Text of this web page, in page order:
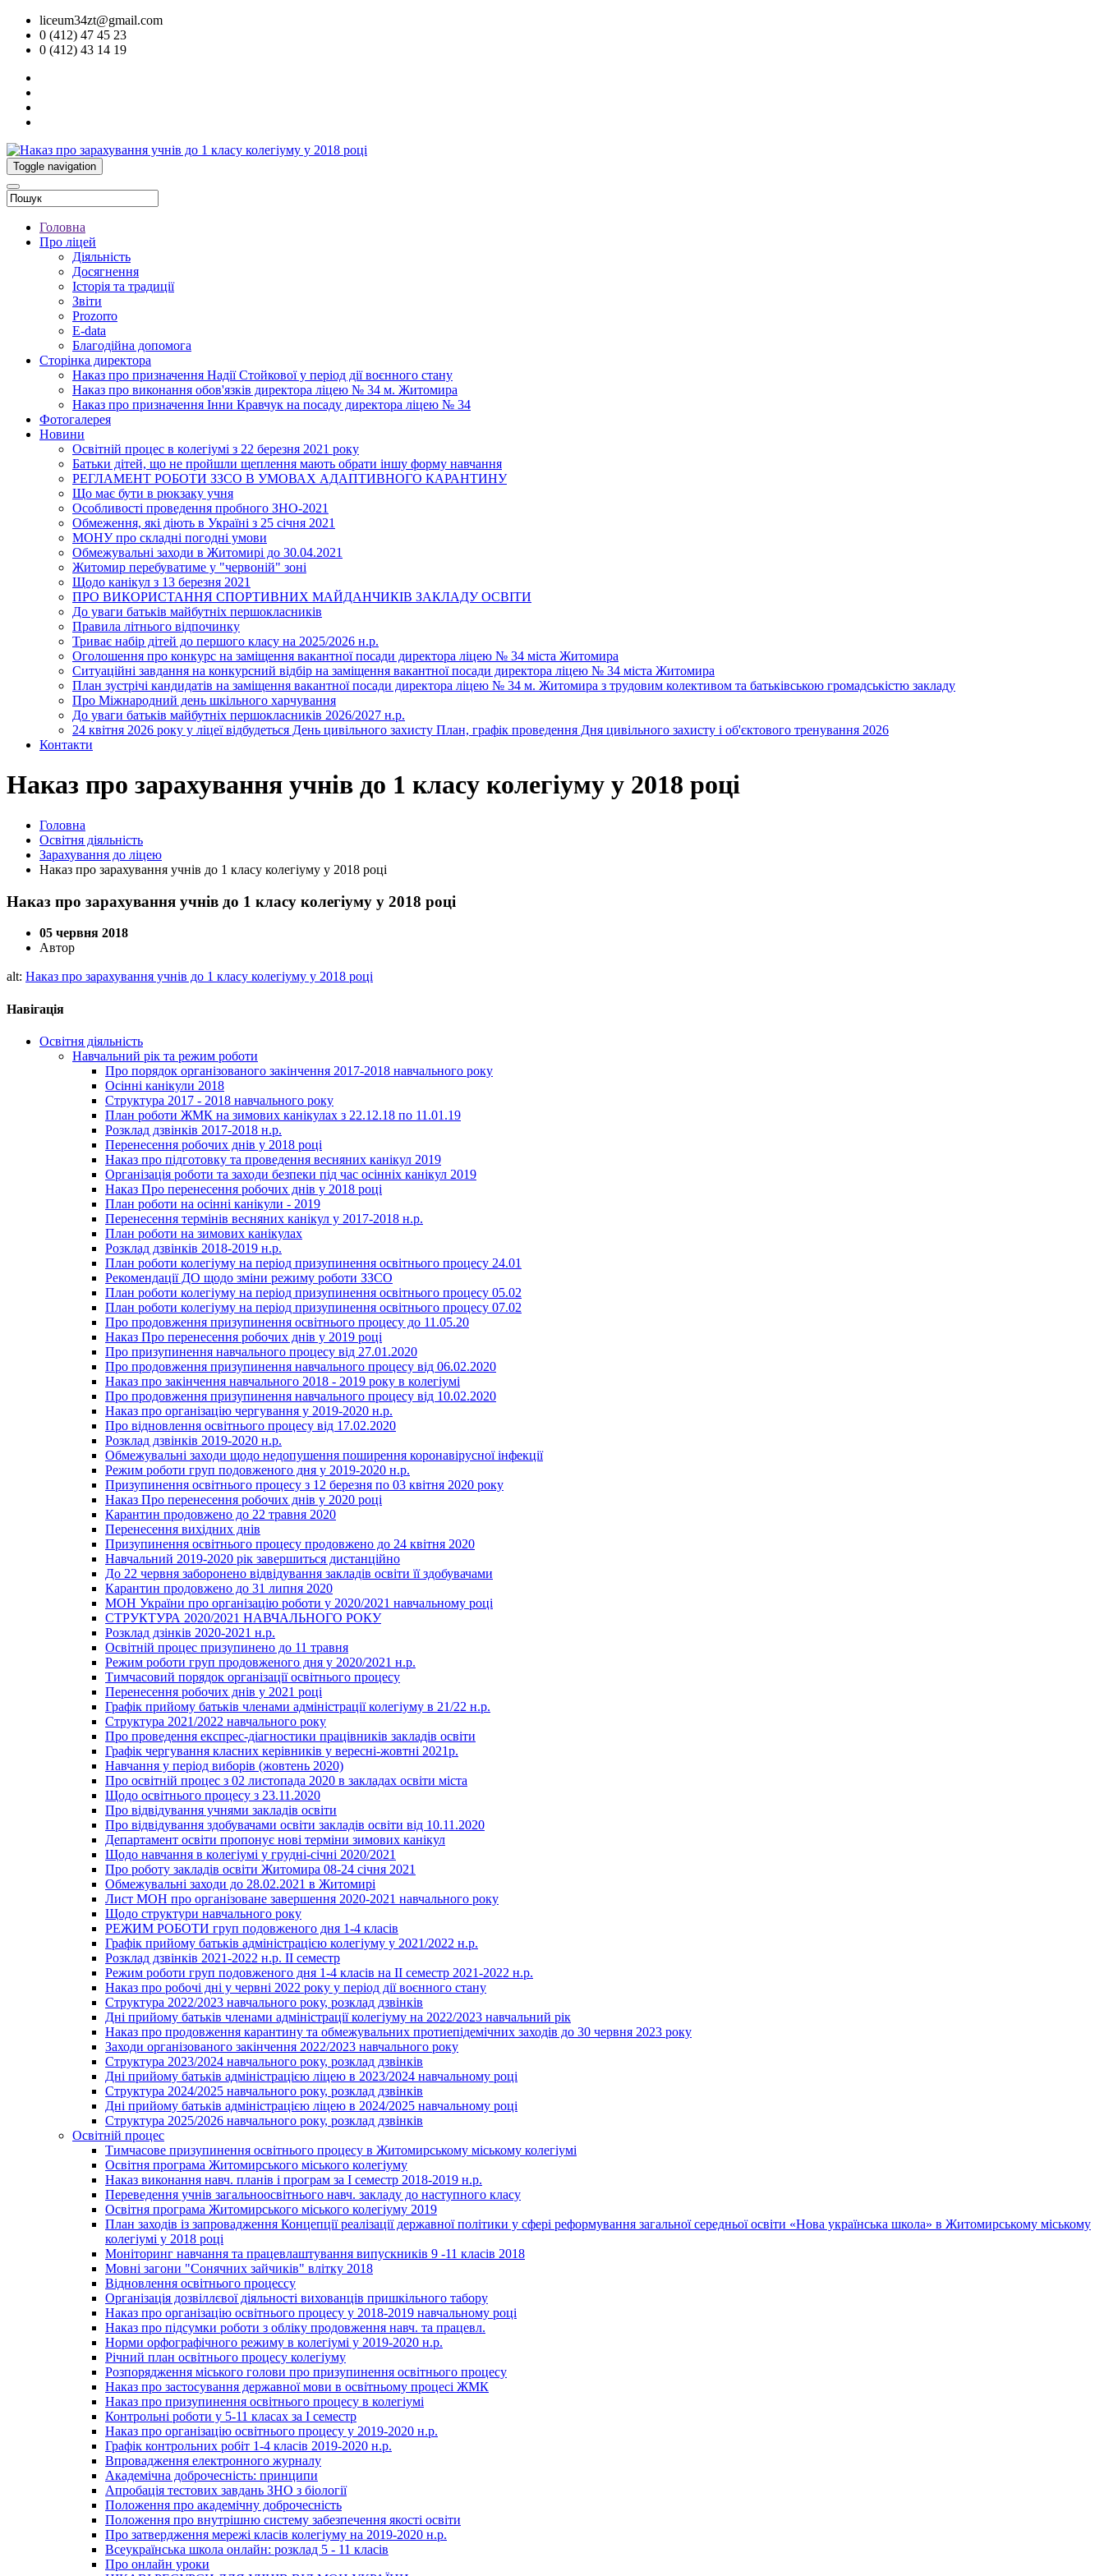
liceum34zt@gmail.com
0 (412) 47 45 23
0 (412) 43 14 19
Toggle navigation
Головна
Про ліцей
Діяльність
Досягнення
Історія та традиції
Звіти
Prozorro
E-data
Благодійна допомога
Сторінка директора
Наказ про призначення Надії Стойкової у період дії воєнного стану
Наказ про виконання обов'язків директора ліцею № 34 м. Житомира
Наказ про призначення Інни Кравчук на посаду директора ліцею № 34
Фотогалерея
Новини
Освітній процес в колегіумі з 22 березня 2021 року
Батьки дітей, що не пройшли щеплення мають обрати іншу форму навчання
РЕГЛАМЕНТ РОБОТИ ЗЗСО В УМОВАХ АДАПТИВНОГО КАРАНТИНУ
Що має бути в рюкзаку учня
Особливості проведення пробного ЗНО-2021
Обмеження, які діють в Україні з 25 січня 2021
МОНУ про складні погодні умови
Обмежувальні заходи в Житомирі до 30.04.2021
Житомир перебуватиме у "червоній" зоні
Щодо канікул з 13 березня 2021
ПРО ВИКОРИСТАННЯ СПОРТИВНИХ МАЙДАНЧИКІВ ЗАКЛАДУ ОСВІТИ
До уваги батьків майбутніх першокласників
Правила літнього відпочинку
Триває набір дітей до першого класу на 2025/2026 н.р.
Оголошення про конкурс на заміщення вакантної посади директора ліцею № 34 міста Житомира
Ситуаційні завдання на конкурсний відбір на заміщення вакантної посади директора ліцею № 34 міста Житомира
План зустрічі кандидатів на заміщення вакантної посади директора ліцею № 34 м. Житомира з трудовим колективом та батьківською громадськістю закладу
Про Міжнародний день шкільного харчування
До уваги батьків майбутніх першокласників 2026/2027 н.р.
24 квітня 2026 року у ліцеї відбудеться День цивільного захисту План, графік проведення Дня цивільного захисту і об'єктового тренування 2026
Контакти
Наказ про зарахування учнів до 1 класу колегіуму у 2018 році
Головна
Освітня діяльність
Зарахування до ліцею
Наказ про зарахування учнів до 1 класу колегіуму у 2018 році
Наказ про зарахування учнів до 1 класу колегіуму у 2018 році
05 червня 2018
Автор
alt: Наказ про зарахування учнів до 1 класу колегіуму у 2018 році
Навігація
Освітня діяльність
Навчальний рік та режим роботи
Про порядок організованого закінчення 2017-2018 навчального року
Осінні канікули 2018
Структура 2017 - 2018 навчального року
План роботи ЖМК на зимових канікулах з 22.12.18 по 11.01.19
Розклад дзвінків 2017-2018 н.р.
Перенесення робочих днів у 2018 році
Наказ про підготовку та проведення весняних канікул 2019
Організація роботи та заходи безпеки під час осінніх канікул 2019
Наказ Про перенесення робочих днів у 2018 році
План роботи на осінні канікули - 2019
Перенесення термінів весняних канікул у 2017-2018 н.р.
План роботи на зимових канікулах
Розклад дзвінків 2018-2019 н.р.
План роботи колегіуму на період призупинення освітнього процесу 24.01
Рекомендації ДО щодо зміни режиму роботи ЗЗСО
План роботи колегіуму на період призупинення освітнього процесу 05.02
План роботи колегіуму на період призупинення освітнього процесу 07.02
Про продовження призупинення освітнього процесу до 11.05.20
Наказ Про перенесення робочих днів у 2019 році
Про призупинення навчального процесу від 27.01.2020
Про продовження призупинення навчального процесу від 06.02.2020
Наказ про закінчення навчального 2018 - 2019 року в колегіумі
Про продовження призупинення навчального процесу від 10.02.2020
Наказ про організацію чергування у 2019-2020 н.р.
Про відновлення освітнього процесу від 17.02.2020
Розклад дзвінків 2019-2020 н.р.
Обмежувальні заходи щодо недопушення поширення коронавірусної інфекції
Режим роботи груп подовженого дня у 2019-2020 н.р.
Призупинення освітнього процесу з 12 березня по 03 квітня 2020 року
Наказ Про перенесення робочих днів у 2020 році
Карантин продовжено до 22 травня 2020
Перенесення вихідних днів
Призупинення освітнього процесу продовжено до 24 квітня 2020
Навчальний 2019-2020 рік завершиться дистанційно
До 22 червня заборонено відвідування закладів освіти її здобувачами
Карантин продовжено до 31 липня 2020
МОН України про організацію роботи у 2020/2021 навчальному році
СТРУКТУРА 2020/2021 НАВЧАЛЬНОГО РОКУ
Розклад дзінків 2020-2021 н.р.
Освітній процес призупинено до 11 травня
Режим роботи груп продовженого дня у 2020/2021 н.р.
Тимчасовий порядок організації освітнього процесу
Перенесення робочих днів у 2021 році
Графік прийому батьків членами адміністрації колегіуму в 21/22 н.р.
Структура 2021/2022 навчального року
Про проведення експрес-діагностики працівників закладів освіти
Графік чергування класних керівників у вересні-жовтні 2021р.
Навчання у період виборів (жовтень 2020)
Про освітній процес з 02 листопада 2020 в закладах освіти міста
Щодо освітнього процесу з 23.11.2020
Про відвідування учнями закладів освіти
Про відвідування здобувачами освіти закладів освіти від 10.11.2020
Департамент освіти пропонує нові терміни зимових канікул
Щодо навчання в колегіумі у грудні-січні 2020/2021
Про роботу закладів освіти Житомира 08-24 січня 2021
Обмежувальні заходи до 28.02.2021 в Житомирі
Лист МОН про організоване завершення 2020-2021 навчального року
Щодо структури навчального року
РЕЖИМ РОБОТИ груп подовженого дня 1-4 класів
Графік прийому батьків адміністрацією колегіуму у 2021/2022 н.р.
Розклад дзвінків 2021-2022 н.р. ІІ семестр
Режим роботи груп подовженого дня 1-4 класів на ІІ семестр 2021-2022 н.р.
Наказ про робочі дні у червні 2022 року у період дії воєнного стану
Структура 2022/2023 навчального року, розклад дзвінків
Дні прийому батьків членами адміністрації колегіуму на 2022/2023 навчальний рік
Наказ про продовження карантину та обмежувальних протиепідемічних заходів до 30 червня 2023 року
Заходи організованого закінчення 2022/2023 навчального року
Структура 2023/2024 навчального року, розклад дзвінків
Дні прийому батьків адміністрацією ліцею в 2023/2024 навчальному році
Структура 2024/2025 навчального року, розклад дзвінків
Дні прийому батьків адміністрацією ліцею в 2024/2025 навчальному році
Структура 2025/2026 навчального року, розклад дзвінків
Освітній процес
Тимчасове призупинення освітнього процесу в Житомирському міському колегіумі
Освітня програма Житомирського міського колегіуму
Наказ виконання навч. планів і програм за І семестр 2018-2019 н.р.
Переведення учнів загальноосвітнього навч. закладу до наступного класу
Освітня програма Житомирського міського колегіуму 2019
План заходів із запровадження Концепції реалізації державної політики у сфері реформування загальної середньої освіти «Нова українська школа» в Житомирському міському
колегіумі у 2018 році
Моніторинг навчання та працевлаштування випускників 9 -11 класів 2018
Мовні загони "Сонячних зайчиків" влітку 2018
Відновлення освітнього процессу
Організація дозвіллєвої діяльності вихованців пришкільного табору
Наказ про організацію освітнього процесу у 2018-2019 навчальному році
Наказ про підсумки роботи з обліку продовження навч. та працевл.
Норми орфографічного режиму в колегіумі у 2019-2020 н.р.
Річний план освітнього процесу колегіуму
Розпорядження міського голови про призупинення освітнього процесу
Наказ про застосування державної мови в освітньому процесі ЖМК
Наказ про призупинення освітнього процесу в колегіумі
Контрольні роботи у 5-11 класах за І семестр
Наказ про організацію освітнього процесу у 2019-2020 н.р.
Графік контрольних робіт 1-4 класів 2019-2020 н.р.
Впровадження електронного журналу
Академічна доброчесність: принципи
Апробація тестових завдань ЗНО з біології
Положення про академічну доброчесність
Положення про внутрішню систему забезпечення якості освіти
Про затвердження мережі класів колегіуму на 2019-2020 н.р.
Всеукраїнська школа онлайн: розклад 5 - 11 класів
Про онлайн уроки